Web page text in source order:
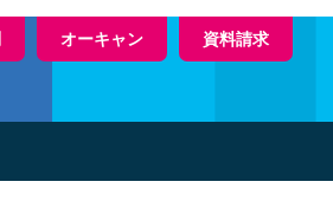
オーキャン 資料請求